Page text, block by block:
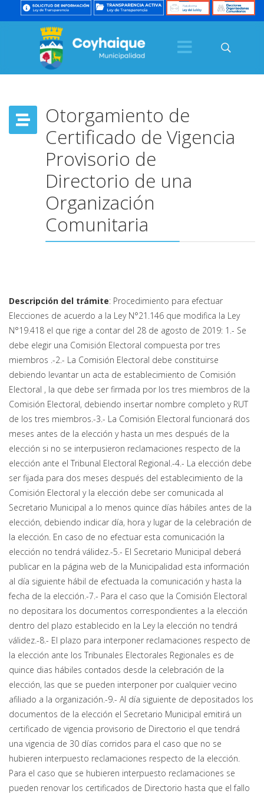
Otorgamiento de
Certificado de Vigencia
Provisorio de
Directorio de una
Organización
Comunitaria
Descripción del trámite: Procedimiento para efectuar
Elecciones de acuerdo a la Ley N°21.146 que modifica la Ley
N°19.418 el que rige a contar del 28 de agosto de 2019: 1.- Se
debe elegir una Comisión Electoral compuesta por tres
miembros .-2.- La Comisión Electoral debe constituirse
debiendo levantar un acta de establecimiento de Comisión
Electoral , la que debe ser firmada por los tres miembros de la
Comisión Electoral, debiendo insertar nombre completo y RUT
de los tres miembros.-3.- La Comisión Electoral funcionará dos
meses antes de la elección y hasta un mes después de la
elección si no se interpusieron reclamaciones respecto de la
elección ante el Tribunal Electoral Regional.-4.- La elección debe
ser fijada para dos meses después del establecimiento de la
Comisión Electoral y la elección debe ser comunicada al
Secretario Municipal a lo menos quince días hábiles antes de la
elección, debiendo indicar día, hora y lugar de la celebración de
la elección. En caso de no efectuar esta comunicación la
elección no tendrá válidez.-5.- El Secretario Municipal deberá
publicar en la página web de la Municipalidad esta información
al día siguiente hábil de efectuada la comunicación y hasta la
fecha de la elección.-7.- Para el caso que la Comisión Electoral
no depositara los documentos correspondientes a la elección
dentro del plazo establecido en la Ley la elección no tendrá
válidez.-8.- El plazo para interponer reclamaciones respecto de
la elección ante los Tribunales Electorales Regionales es de
quince dias hábiles contados desde la celebración de la
elección, las que se pueden interponer por cualquier vecino
afiliado a la organización.-9.- Al día siguiente de depositados los
documentos de la elección el Secretario Municipal emitirá un
certificado de vigencia provisorio de Directorio el que tendrá
una vigencia de 30 días corridos para el caso que no se
hubieren interpuesto reclamaciones respecto de la elección.
Para el caso que se hubieren interpuesto reclamaciones se
pueden renovar los certificados de Directorio hasta que el fallo